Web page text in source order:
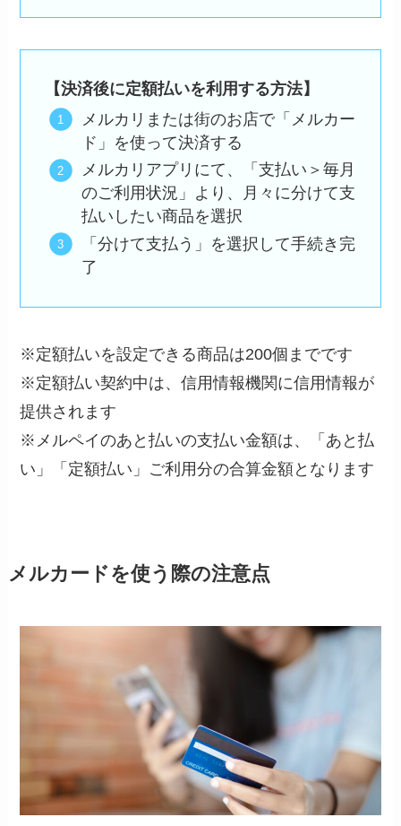
【決済後に定額払いを利用する方法】
メルカリまたは街のお店で「メルカー
ド」を使って決済する
メルカリアプリにて、「支払い＞毎月
のご利用状況」より、月々に分けて支
払いしたい商品を選択
「分けて支払う」を選択して手続き完
了
※定額払いを設定できる商品は200個までです
※定額払い契約中は、信用情報機関に信用情報が
提供されます
※メルペイのあと払いの支払い金額は、「あと払
い」「定額払い」ご利用分の合算金額となります
メルカードを使う際の注意点